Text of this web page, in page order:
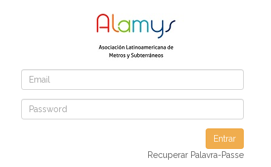
Entrar
Recuperar Palavra-Passe